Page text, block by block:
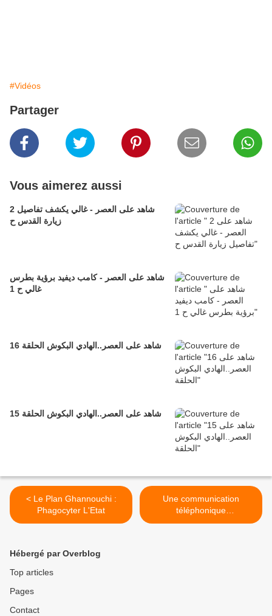
#Vidéos
Partager
Vous aimerez aussi
2 شاهد على العصر - غالي يكشف تفاصيل
زيارة القدس ح
شاهد على العصر - كامب ديفيد برؤية بطرس
غالي ح 1
16 شاهد على العصر..الهادي البكوش الحلقة
15 شاهد على العصر..الهادي البكوش الحلقة
< Le Plan Ghannouchi :
Phagocyter L'Etat
Une communication
téléphonique
compromettante de
Hébergé par Overblog
Top articles
Pages
Contact